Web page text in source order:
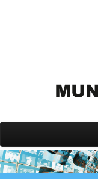
Inicio
Quiénes somos